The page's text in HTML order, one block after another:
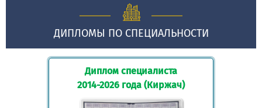
ДИПЛОМЫ ПО СПЕЦИАЛЬНОСТИ
Диплом специалиста
2014-2026 года (Киржач)